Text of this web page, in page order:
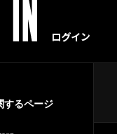
するページ